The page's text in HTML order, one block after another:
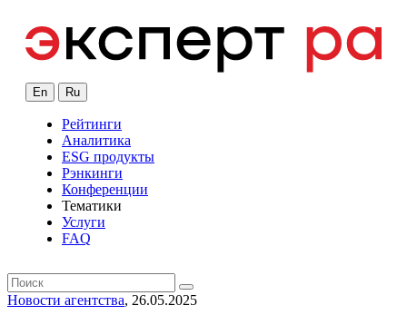
En Ru
Рейтинги
Аналитика
ESG продукты
Рэнкинги
Конференции
Тематики
Услуги
FAQ
Новости агентства, 26.05.2025